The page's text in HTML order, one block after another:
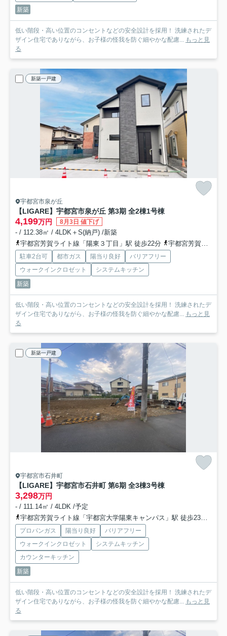
新築
低い階段・高い位置のコンセントなどの安全設計を採用！ 洗練されたデ
ザイン住宅でありながら、お子様の怪我を防ぐ細やかな配慮... もっと見
る
新築一戸建
宇都宮市泉が丘
【LIGARE】宇都宮市泉が丘 第3期 全2棟1号棟
4,199万円 8月3日 値下げ
- / 112.38㎡ / 4LDK＋S(納戸) /新築
宇都宮芳賀ライト線「陽東３丁目」駅 徒歩22分
宇都宮芳賀ライト線「峰」駅 徒歩23分
駐車2台可 都市ガス 陽当り良好
バリアフリー
ウォークインクロゼット
システムキッチン
新築
低い階段・高い位置のコンセントなどの安全設計を採用！ 洗練されたデ
ザイン住宅でありながら、お子様の怪我を防ぐ細やかな配慮... もっと見
る
新築一戸建
宇都宮市石井町
【LIGARE】宇都宮市石井町 第6期 全3棟3号棟
3,298万円
- / 111.14㎡ / 4LDK /予定
宇都宮芳賀ライト線「宇都宮大学陽東キャンパス」駅 徒歩23分
プロパンガス 陽当り良好
バリアフリー
ウォークインクロゼット
システムキッチン
カウンターキッチン
新築
低い階段・高い位置のコンセントなどの安全設計を採用！ 洗練されたデ
ザイン住宅でありながら、お子様の怪我を防ぐ細やかな配慮... もっと見
る